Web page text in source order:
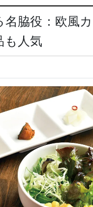
名脇役：欧風
も人気